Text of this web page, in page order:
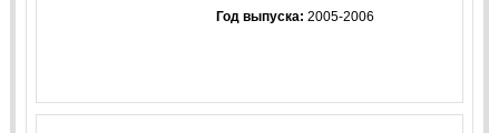
Год выпуска: 2005-2006